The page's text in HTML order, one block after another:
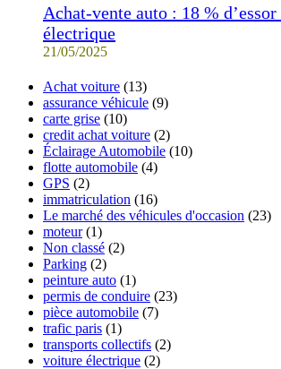
Achat-vente auto : 18 %
électrique
21/05/2025
Achat voiture (13)
assurance véhicule (9)
carte grise (10)
credit achat voiture (2)
Éclairage Automobile (10)
flotte automobile (4)
GPS (2)
immatriculation (16)
Le marché des véhicules d'occasion (23)
moteur(1)
Non classé (2)
Parking (2)
peinture auto (1)
permis de conduire (23)
pièce automobile (7)
trafic paris (1)
transports collectifs (2)
voiture électrique (2)